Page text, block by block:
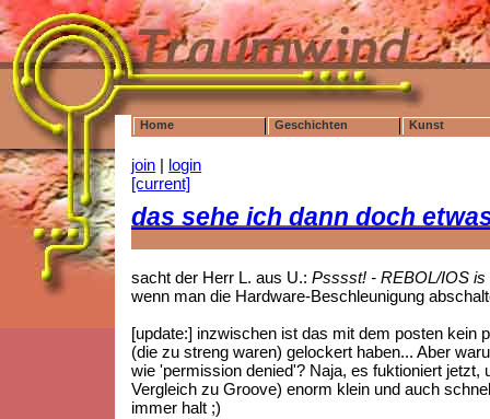
Home Geschichten Kunst
join | login
[current]
das sehe ich dann doch
sacht der Herr L. aus U.:Psssst! - REBOL/IOS
wenn man die Hardware-Beschleunigung
[update:] inzwischen ist das mit dem posten kein
(die zu streng waren) gelockert haben... Aber
wie 'permission denied'? Naja, es fuktioniert
Vergleich zu Groove) enorm klein und auch
immer halt ;)